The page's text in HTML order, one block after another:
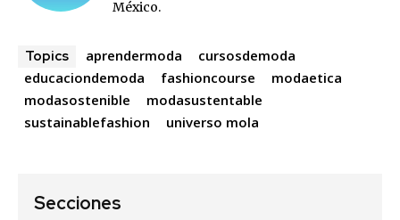
México.
Topics aprendermoda
cursosdemoda
educaciondemoda
fashioncourse
modaetica
modasostenible
modasustentable
sustainablefashion
universo mola
Secciones